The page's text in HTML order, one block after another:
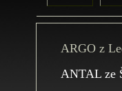
ARGO z
ANTAL ze